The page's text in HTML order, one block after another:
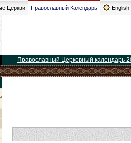
Церкви Православный Календарь English
Православный Церковный календарь